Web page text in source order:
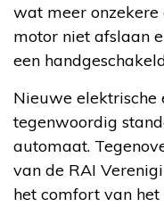
wat meer onzekere
motor niet afslaan
een
Nieuwe elektrische
tegenwoordig
automaat.
van de RAI
het comfort van